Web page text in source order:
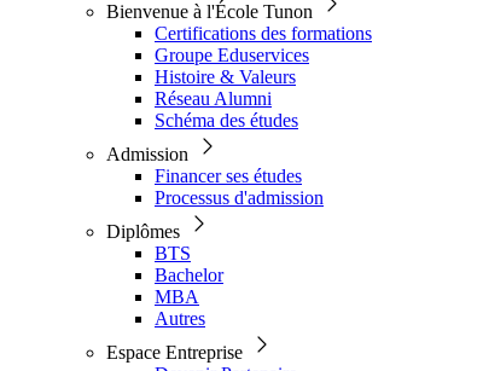
Bienvenue à l'École Tunon
Certifications des formations
Groupe Eduservices
Histoire & Valeurs
Réseau Alumni
Schéma des études
Admission
Financer ses études
Processus d'admission
Diplômes
BTS
Bachelor
MBA
Autres
Espace Entreprise